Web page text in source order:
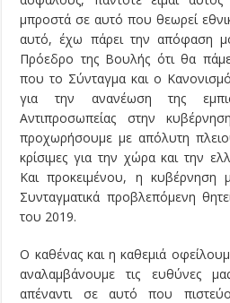
μπροστά σε αυτό που θεωρεί
αυτό, έχω πάρει την απόφαση
Πρόεδρο της Βουλής ότι θα
που το Σύνταγμα και ο
για την ανανέωση της
Αντιπροσωπείας στην
προχωρήσουμε με απόλυτη
κρίσιμες για την χώρα και την
Και προκειμένου, η κυβέρνηση
Συνταγματικά προβλεπόμενη
του 2019.
Ο καθένας και η καθεμιά
αναλαμβάνουμε τις ευθύνες
απέναντι σε αυτό που